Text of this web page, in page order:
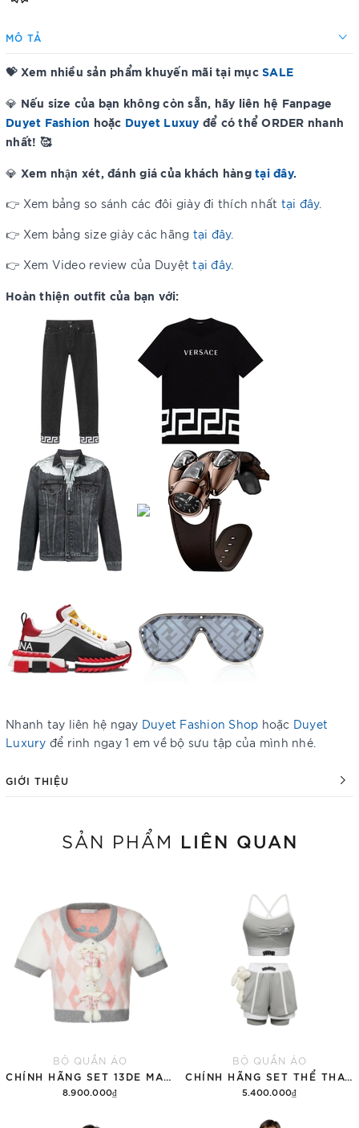
MÔ TẢ
💝 Xem nhiều sản phẩm khuyến mãi tại mục SALE
💎 Nếu size của bạn không còn sẵn, hãy liên hệ Fanpage
Duyet Fashion hoặc Duyet Luxuy để có thể ORDER nhanh
nhất! 🥰
💎 Xem nhận xét, đánh giá của khách hàng tại đây.
👉 Xem bảng so sánh các đôi giày đi thích nhất tại đây.
👉 Xem bảng size giày các hãng tại đây.
👉 Xem Video review của Duyệttại đây.
Hoàn thiện outfit của bạn với:
Nhanh tay liên hệ ngay Duyet Fashion Shop hoặc Duyet
Luxury để rinh ngay 1 em về bộ sưu tập của mình nhé.
GIỚI THIỆU
SẢN PHẨM LIÊN QUAN
BỘ QUẦN ÁO
8.900.000₫
BỘ QUẦN ÁO
5.400.000₫
Thêm vào giỏ hàng